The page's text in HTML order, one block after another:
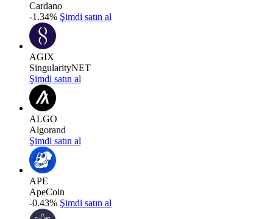
Cardano
-1.34% Şimdi satın al
AGIX
SingularityNET
Şimdi satın al
ALGO
Algorand
Şimdi satın al
APE
ApeCoin
-0.43% Şimdi satın al